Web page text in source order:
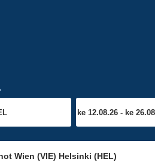
Wien (VIE) Helsinki (HEL)